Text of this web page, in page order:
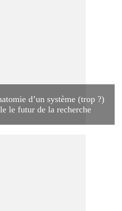
d’un système (trop ?)
le futur de la recherche